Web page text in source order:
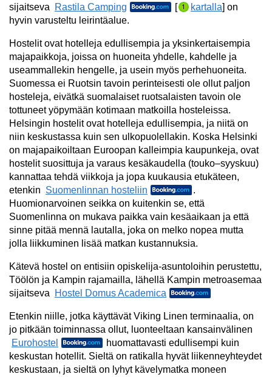
sijaitseva Rastila Camping [ kartalla] on
hyvin varusteltu leirintäalue.
Hostelit ovat hotelleja edullisempia ja yksinkertaisempia
majapaikkoja, joissa on huoneita yhdelle, kahdelle ja
useammallekin hengelle, ja usein myös perhehuoneita.
Suomessa ei Ruotsin tavoin perinteisesti ole ollut paljon
hosteleja, eivätkä suomalaiset ruotsalaisten tavoin ole
tottuneet yöpymään kotimaan matkoilla hosteleissa.
Helsingin hostelit ovat hotelleja edullisempia, ja niitä on
niin keskustassa kuin sen ulkopuolellakin. Koska Helsinki
on majapaikoiltaan Euroopan kalleimpia kaupunkeja, ovat
hostelit suosittuja ja varaus kesäkaudella (touko–syyskuu)
kannattaa tehdä viikkoja ja jopa kuukausia etukäteen,
etenkin Suomenlinnan hosteliin
.
Huomionarvoinen seikka on kuitenkin se, että
Suomenlinna on mukava paikka vain kesäaikaan ja että
sinne pitää mennä lautalla, joka on melko nopea mutta
jolla liikkuminen lisää matkan kustannuksia.
Kätevä hostel on entisiin opiskelija-asuntoloihin perustettu,
Töölön ja Kampin rajamailla, lähellä Kampin metroasemaa
sijaitseva
Hostel Domus Academica
Etenkin niille, jotka käyttävät Viking Linen terminaalia, on
jo pitkään toiminnassa ollut, luonteeltaan kansainvälinen
Eurohostel
huomattavasti edullisempi kuin
keskustan hotellit. Sieltä on ratikalla hyvät liikenneyhteydet
keskustaan, ja sieltä on lyhyt kävelymatka moneen